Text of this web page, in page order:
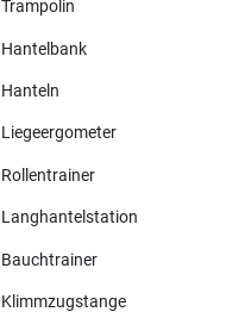
Trampolin
Hantelbank
Hanteln
Liegeergometer
Rollentrainer
Langhantelstation
Bauchtrainer
Klimmzugstange